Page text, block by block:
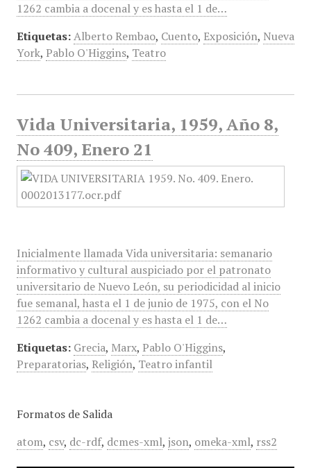
1262 cambia a docenal y es hasta el 1 de…
Etiquetas: Alberto Rembao, Cuento, Exposición, Nueva
York, Pablo O'Higgins, Teatro
Vida Universitaria, 1959, Año 8,
No 409, Enero 21
Inicialmente llamada Vida universitaria: semanario
informativo y cultural auspiciado por el patronato
universitario de Nuevo León, su periodicidad al inicio
fue semanal, hasta el 1 de junio de 1975, con el No
1262 cambia a docenal y es hasta el 1 de…
Etiquetas: Grecia, Marx, Pablo O'Higgins,
Preparatorias, Religión, Teatro infantil
Formatos de Salida
atom, csv, dc-rdf, dcmes-xml, json, omeka-xml, rss2